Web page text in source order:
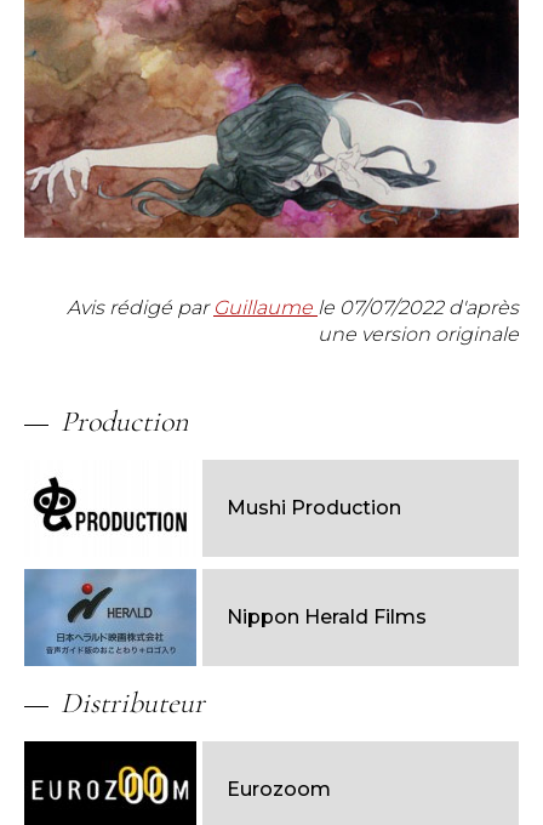
Avis rédigé par Guillaume le 07/07/2022d'après
une version originale
Production
Mushi Production
Nippon Herald Films
Distributeur
Eurozoom